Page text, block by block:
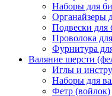
Наборы для
Органайзеры
Подвески для
Проволока
Фурнитура
Валяние шерсти
Иглы и
Наборы для
Фетр (войлок)